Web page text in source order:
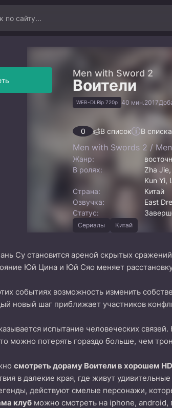
Men with Sword 2
Воители
WEB-DLRip 720p 40 мин.2017
0 В список В
Men with Swords 2 /
Жанр:
В ролях:
Zha
Kun Yi,
Страна:
Китай
Озвучка:
East
Статус:
Сериалы Китай
Су становится ареной скрытых
Юй Цина и Юй Сяо меняет
событиях возможность изменить
новый шаг приближает участников
испытание человеческих
можно потерять гораздо больше, чем
смотреть дораму Воители в хорошем
в далекие края, где живут
действуют смелые персонажи,
клуб можно смотреть на iphone, android,